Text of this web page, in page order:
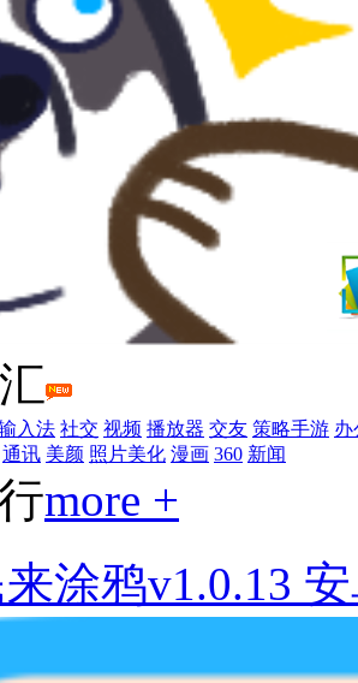
入法 社交 视频 播放器 交友 策略手游 办
通讯 美颜 照片美化 漫画 360 新闻
more +
涂鸦v1.0.13